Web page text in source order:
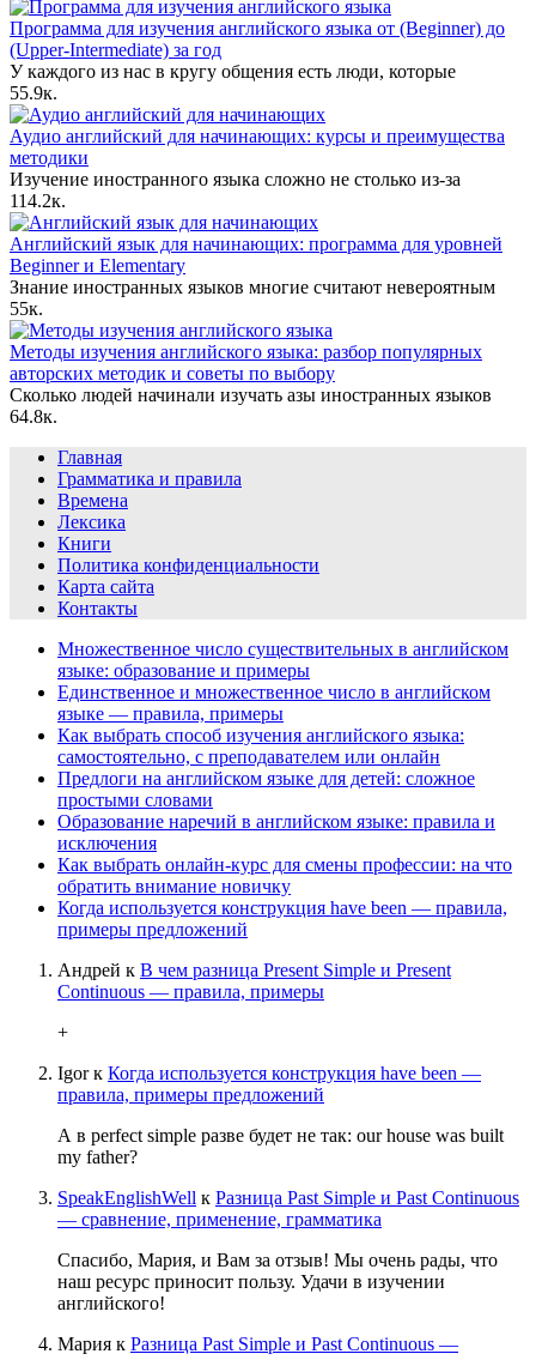
Программа для изучения английского языка от (Beginner) до
(Upper-Intermediate) за год
У каждого из нас в кругу общения есть люди, которые
55.9к.
Аудио английский для начинающих: курсы и преимущества
методики
Изучение иностранного языка сложно не столько из-за
114.2к.
Английский язык для начинающих: программа для уровней
Beginner и Elementary
Знание иностранных языков многие считают невероятным
55к.
Методы изучения английского языка: разбор популярных
авторских методик и советы по выбору
Сколько людей начинали изучать азы иностранных языков
64.8к.
Главная
Грамматика и правила
Времена
Лексика
Книги
Политика конфиденциальности
Карта сайта
Контакты
Множественное число существительных в английском
языке: образование и примеры
Единственное и множественное число в английском
языке — правила, примеры
Как выбрать способ изучения английского языка:
самостоятельно, с преподавателем или онлайн
Предлоги на английском языке для детей: сложное
простыми словами
Образование наречий в английском языке: правила и
исключения
Как выбрать онлайн-курс для смены профессии: на что
обратить внимание новичку
Когда используется конструкция have been — правила,
примеры предложений
Андрей к В чем разница Present Simple и Present
Continuous — правила, примеры
+
Igorк Когда используется конструкция have been —
правила, примеры предложений
А в perfect simple разве будет не так: our house was built
my father?
SpeakEnglishWell к Разница Past Simple и Past Continuous
— сравнение, применение, грамматика
Спасибо, Мария, и Вам за отзыв! Мы очень рады, что
наш ресурс приносит пользу. Удачи в изучении
английского!
Мария к Разница Past Simple и Past Continuous —